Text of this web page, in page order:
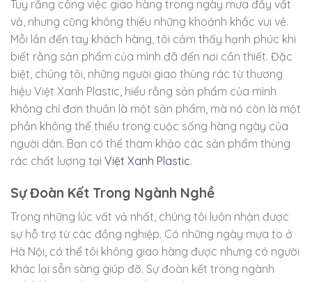
Tuy rằng công việc giao hàng trong ngày mưa đầy vất
vả, nhưng cũng không thiếu những khoảnh khắc vui vẻ.
Mỗi lần đến tay khách hàng, tôi cảm thấy hạnh phúc khi
biết rằng sản phẩm của mình đã đến nơi cần thiết. Đặc
biệt, chúng tôi, những người giao thùng rác từ thương
hiệu Việt Xanh Plastic, hiểu rằng sản phẩm của mình
không chỉ đơn thuần là một sản phẩm, mà nó còn là một
phần không thể thiếu trong cuộc sống hàng ngày của
người dân. Bạn có thể tham khảo các sản phẩm thùng
rác chất lượng tại Việt Xanh Plastic.
Sự Đoàn Kết Trong Ngành Nghề
Trong những lúc vất vả nhất, chúng tôi luôn nhận được
sự hỗ trợ từ các đồng nghiệp. Có những ngày mưa to ở
Hà Nội, có thể tôi không giao hàng được nhưng có người
khác lại sẵn sàng giúp đỡ. Sự đoàn kết trong ngành